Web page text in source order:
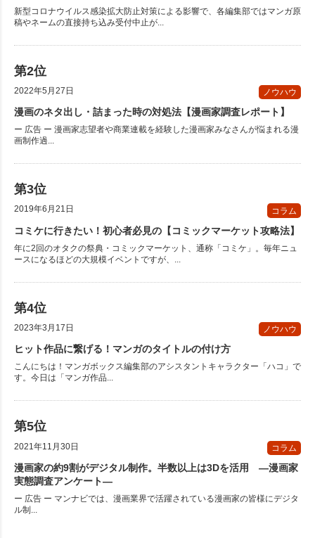
新型コロナウイルス感染拡大防止対策による影響で、各編集部ではマンガ原
稿やネームの直接持ち込み受付中止が...
2022年5月27日 ノウハウ
漫画のネタ出し・詰まった時の対処法【漫画家調査レポート】
ー 広告 ー 漫画家志望者や商業連載を経験した漫画家みなさんが悩まれる漫
画制作過...
2019年6月21日 コラム
コミケに行きたい！初心者必見の【コミックマーケット攻略法】
年に2回のオタクの祭典・コミックマーケット、通称「コミケ」。毎年ニュ
ースになるほどの大規模イベントですが、...
2023年3月17日 ノウハウ
ヒット作品に繋げる！マンガのタイトルの付け方
こんにちは！マンガボックス編集部のアシスタントキャラクター「ハコ」で
す。今日は「マンガ作品...
2021年11月30日 コラム
漫画家の約9割がデジタル制作。半数以上は3Dを活用 ―漫画家
実態調査アンケート―
ー 広告 ー マンナビでは、漫画業界で活躍されている漫画家の皆様にデジタ
ル制...